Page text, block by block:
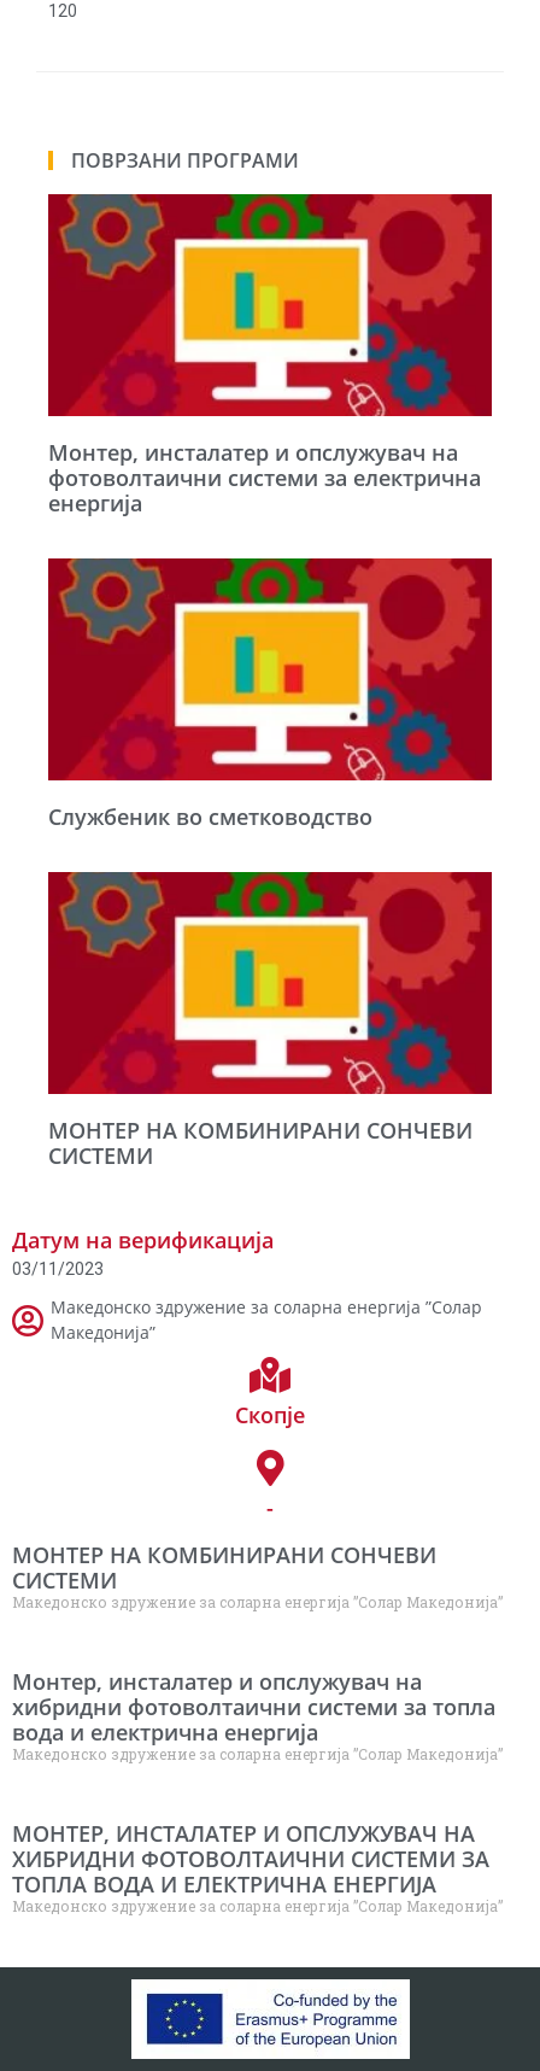
120
ПОВРЗАНИ ПРОГРАМИ
Монтер, инсталатер и опслужувач на
фотоволтаични системи за електрична
енергија
Службеник во сметководство
МОНТЕР НА КОМБИНИРАНИ СОНЧЕВИ
СИСТЕМИ
Датум на верификација
03/11/2023
Македонско здружение за соларна енергија ”Солар
Македонија”
Скопје
-
МОНТЕР НА КОМБИНИРАНИ СОНЧЕВИ
СИСТЕМИ
Македонско здружение за соларна енергија ”Солар Македонија”
Монтер, инсталатер и опслужувач на
хибридни фотоволтаични системи за топла
вода и електрична енергија
Македонско здружение за соларна енергија ”Солар Македонија”
МОНТЕР, ИНСТАЛАТЕР И ОПСЛУЖУВАЧ НА
ХИБРИДНИ ФОТОВОЛТАИЧНИ СИСТЕМИ ЗА
ТОПЛА ВОДА И ЕЛЕКТРИЧНА ЕНЕРГИЈА
Македонско здружение за соларна енергија ”Солар Македонија”